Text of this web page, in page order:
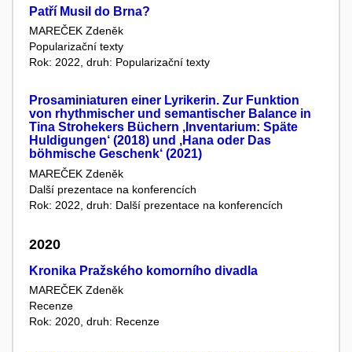
Patří Musil do Brna?
MAREČEK Zdeněk
Popularizační texty
Rok: 2022, druh: Popularizační texty
Prosaminiaturen einer Lyrikerin. Zur Funktion
von rhythmischer und semantischer Balance in
Tina Strohekers Büchern ‚Inventarium: Späte
Huldigungen‘ (2018) und ‚Hana oder Das
böhmische Geschenk‘ (2021)
MAREČEK Zdeněk
Další prezentace na konferencích
Rok: 2022, druh: Další prezentace na konferencích
2020
Kronika Pražského komorního divadla
MAREČEK Zdeněk
Recenze
Rok: 2020, druh: Recenze